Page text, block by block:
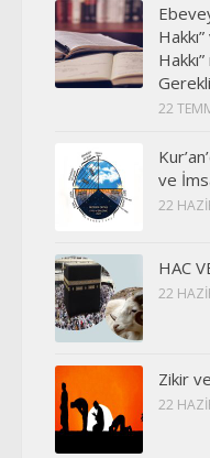
22
ve
22
HAC
22
Zikir
22